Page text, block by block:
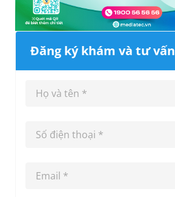
Đăng ký khám và tư vấn